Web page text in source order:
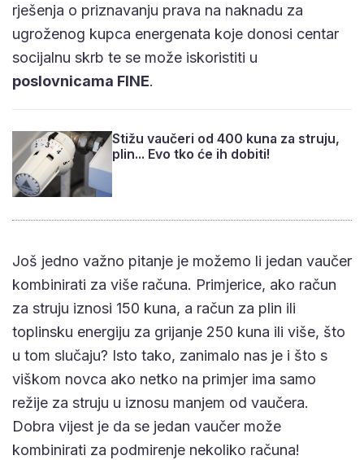
rješenja o priznavanju prava na naknadu za
ugroženog kupca energenata koje donosi centar
socijalnu skrb te se može iskoristiti u
poslovnicama FINE.
Stižu vaučeri od 400 kuna za struju,
plin... Evo tko će ih dobiti!
Još jedno važno pitanje je možemo li jedan vaučer
kombinirati za više računa. Primjerice, ako račun
za struju iznosi 150 kuna, a račun za plin ili
toplinsku energiju za grijanje 250 kuna ili više, što
u tom slučaju? Isto tako, zanimalo nas je i što s
viškom novca ako netko na primjer ima samo
režije za struju u iznosu manjem od vaučera.
Dobra vijest je da se jedan vaučer može
kombinirati za podmirenje nekoliko računa!